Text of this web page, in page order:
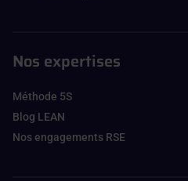
Nos expertises
Méthode 5S
Blog LEAN
Nos engagements RSE